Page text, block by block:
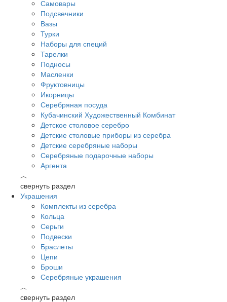
Самовары
Подсвечники
Вазы
Турки
Наборы для специй
Тарелки
Подносы
Масленки
Фруктовницы
Икорницы
Серебряная посуда
Кубачинский Художественный Комбинат
Детское столовое серебро
Детские столовые приборы из серебра
Детские серебряные наборы
Серебряные подарочные наборы
Аргента
︿
свернуть раздел
Украшения
Комплекты из серебра
Кольца
Серьги
Подвески
Браслеты
Цепи
Броши
Серебряные украшения
︿
свернуть раздел